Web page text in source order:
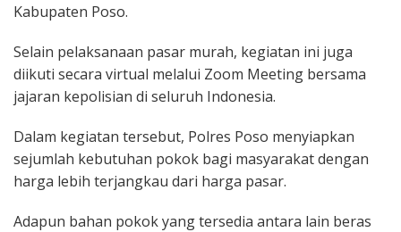
Kabupaten Poso.
Selain pelaksanaan pasar murah, kegiatan ini juga
diikuti secara virtual melalui Zoom Meeting bersama
jajaran kepolisian di seluruh Indonesia.
Dalam kegiatan tersebut, Polres Poso menyiapkan
sejumlah kebutuhan pokok bagi masyarakat dengan
harga lebih terjangkau dari harga pasar.
Adapun bahan pokok yang tersedia antara lain beras